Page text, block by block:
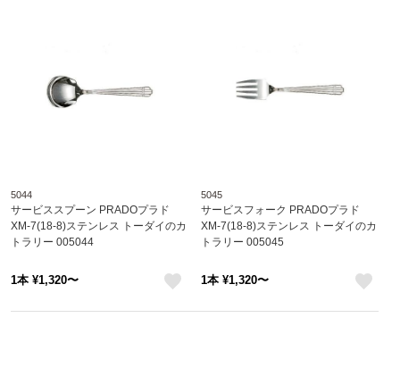
5044
サービススプーン PRADOプラド
XM-7(18-8)ステンレス トーダイのカ
トラリー 005044
1本 ¥1,320〜
5045
サービスフォーク PRADOプラド
XM-7(18-8)ステンレス トーダイのカ
トラリー 005045
1本 ¥1,320〜